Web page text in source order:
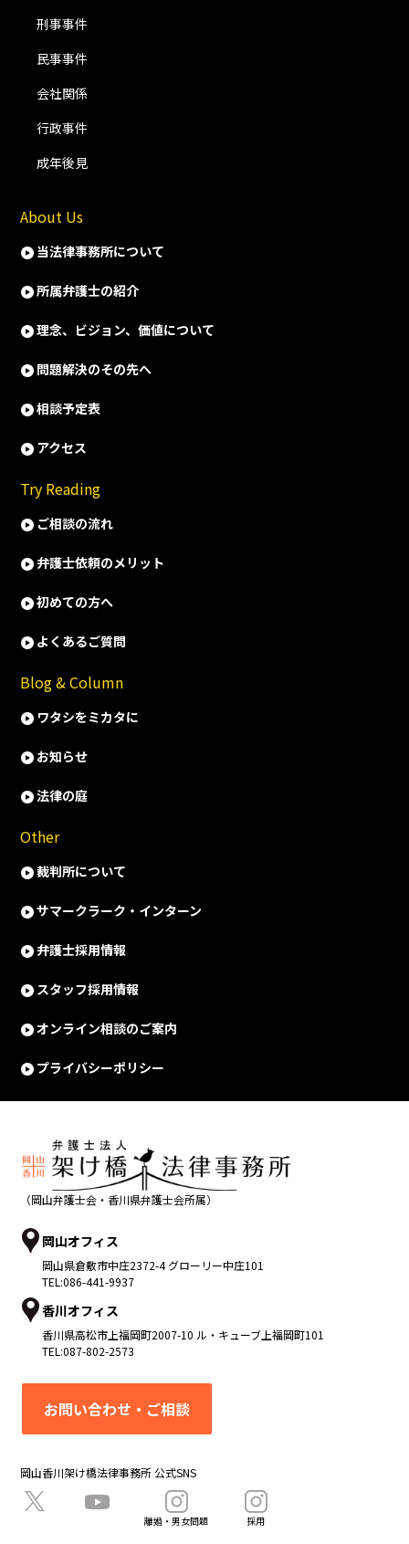
刑事事件
民事事件
会社関係
行政事件
成年後見
About Us
当法律事務所について
所属弁護士の紹介
理念、ビジョン、価値について
問題解決のその先へ
相談予定表
アクセス
Try Reading
ご相談の流れ
弁護士依頼のメリット
初めての方へ
よくあるご質問
Blog & Column
ワタシをミカタに
お知らせ
法律の庭
Other
裁判所について
サマークラーク・インターン
弁護士採用情報
スタッフ採用情報
オンライン相談のご案内
プライバシーポリシー
（岡山弁護士会・香川県弁護士会所属）
岡山オフィス
岡山県倉敷市中庄2372-4 グローリー中庄101
TEL:086-441-9937
香川オフィス
香川県高松市 上福岡町2007-10 ル・キューブ上福岡町101
TEL:087-802-2573
お問い合わせ・ご相談
岡山香川架け橋法律事務所 公式SNS
離婚・男女問題 採用